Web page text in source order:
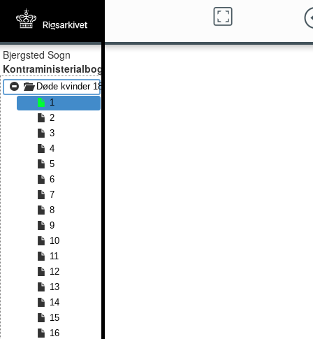
Bjergsted Sogn
Kontraministerialbog
Døde kvinder 1858 - Døde kvinder 1891
1
2
3
4
5
6
7
8
9
10
11
12
13
14
15
16